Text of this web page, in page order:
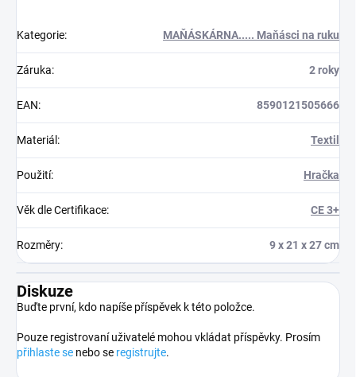
Kategorie: MAŇÁSKÁRNA..... Maňásci na ruku
Záruka: 2 roky
EAN: 8590121505666
Materiál : Textil
Použití: Hračka
Věk dle Certifikace: CE 3+
Rozměry: 9 x 21 x 27 cm
Diskuze
Buďte první, kdo napíše příspěvek k této položce.
Pouze registrovaní uživatelé mohou vkládat příspěvky. Prosím
přihlaste se nebo se registrujte.